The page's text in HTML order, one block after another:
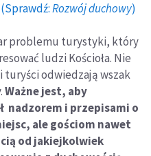
Rozwój duchowy)
problemu turystyki, który
ludzi Kościoła. Nie
odwiedzają wszak
Ważne jest, aby
nadzorem i przepisami o
ale gościom nawet
od jakiejkolwiek